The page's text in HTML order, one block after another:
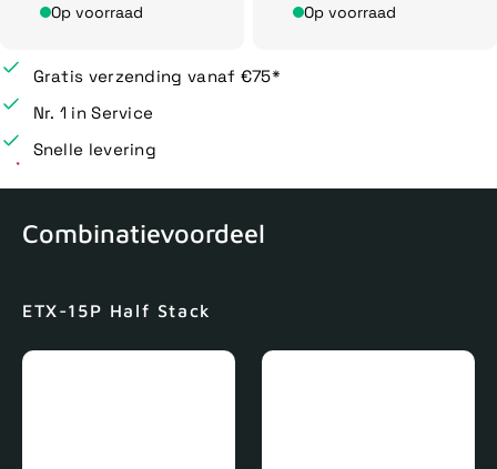
Op voorraad Op voorraad
Gratis verzending vanaf €75*
Nr. 1 in Service
Snelle levering
Combinatievoordeel
ETX-15P Half Stack